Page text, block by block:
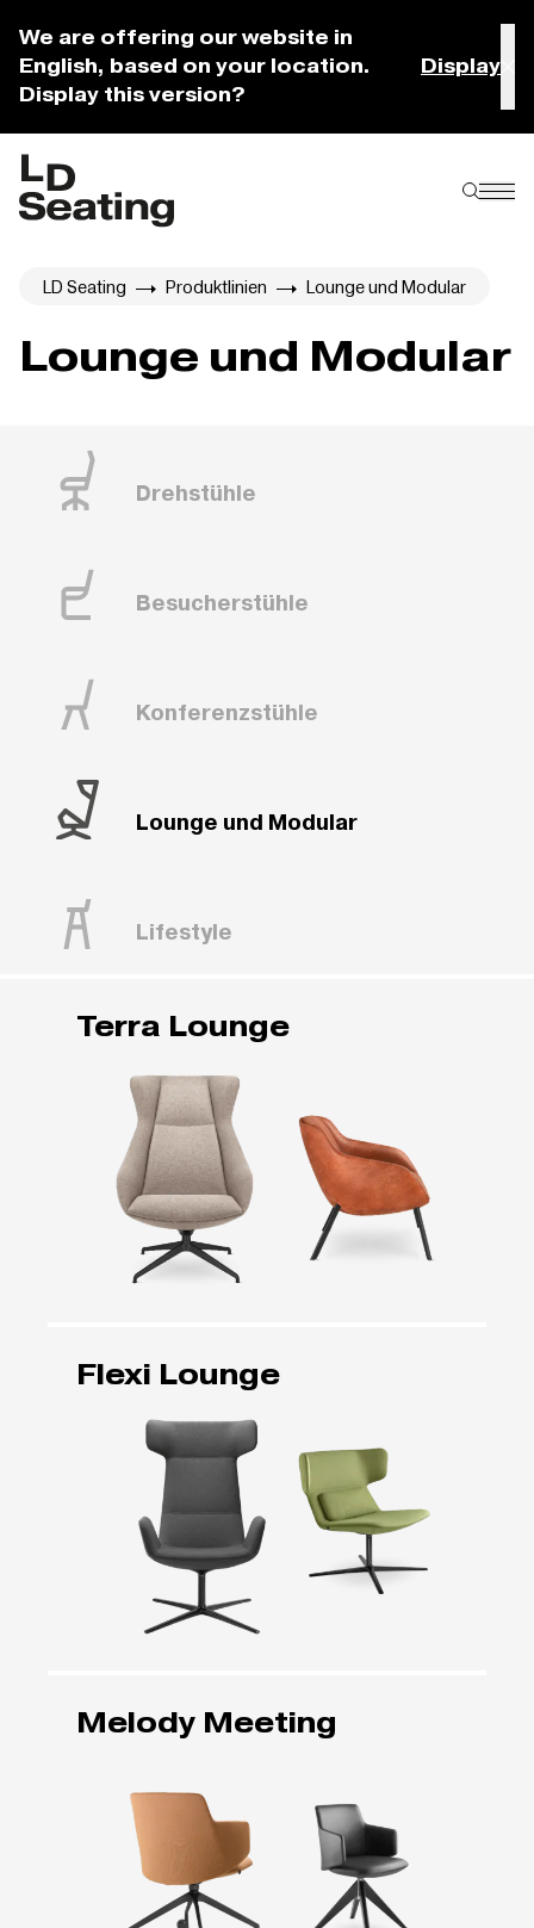
We are offering our website in
English, based on your location.
Display this version?
Display
LD Seating Produktlinien Lounge und Modular
Lounge und Modular
Drehstühle
Besucherstühle
Konferenzstühle
Lounge und Modular
Lifestyle
Terra Lounge
Flexi Lounge
Melody Meeting